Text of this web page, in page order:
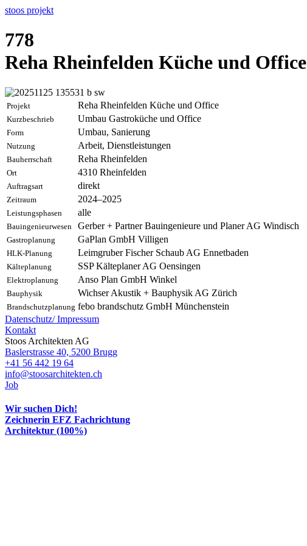
stoos projekt
778
Reha Rheinfelden Küche und Office
Projekt Reha Rheinfelden Küche und Office
Kurzbeschrieb Umbau Gastroküche und Office
Form Umbau, Sanierung
Nutzung Arbeit, Dienstleistungen
Bauherrschaft Reha Rheinfelden
Ort 4310 Rheinfelden
Auftragsart direkt
Zeitraum 2024–2025
Leistungsphasen alle
Bauingenieurwesen Gerber + Partner Bauingenieure und Planer AG Windisch
Gastroplanung GaPlan GmbH Villigen
HLK-Planung Leimgruber Fischer Schaub AG Ennetbaden
Kälteplanung SSP Kälteplaner AG Oensingen
Elektroplanung Anso Plan GmbH Winkel
Bauphysik Wichser Akustik + Bauphysik AG Zürich
Brandschutzplanung febo brandschutz GmbH Münchenstein
Datenschutz/ Impressum
Kontakt
Stoos Architekten AG
Baslerstrasse 40, 5200 Brugg
+41 56 442 19 64
info@stoosarchitekten.ch
Job
Wir suchen Dich!
Zeichnerin EFZ Fachrichtung
Architektur (100%)